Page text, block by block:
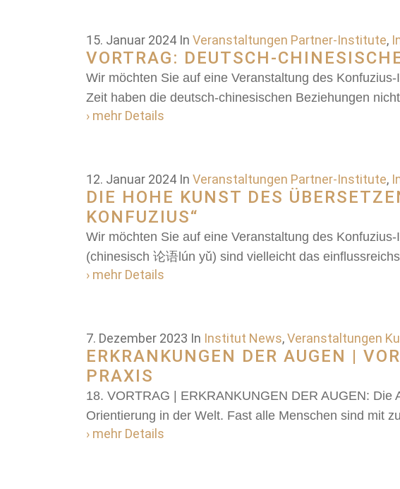
15. Januar 2024 In Veranstaltungen Partner-Institute,
VORTRAG: DEUTSCH-
Wir möchten Sie auf eine Veranstaltung des
Zeit haben die deutsch-chinesischen Beziehungen
› mehr Details
12. Januar 2024 In Veranstaltungen Partner-Institute,
DIE HOHE KUNST DES
KONFUZIUS“
Wir möchten Sie auf eine Veranstaltung des
(chinesisch 论语lún yǔ) sind vielleicht das
› mehr Details
7. Dezember 2023 In Institut News,Veranstaltungen
ERKRANKUNGEN DER AUGEN |
PRAXIS
18. VORTRAG | ERKRANKUNGEN DER AUGEN:
Orientierung in der Welt. Fast alle Menschen sind mit
› mehr Details